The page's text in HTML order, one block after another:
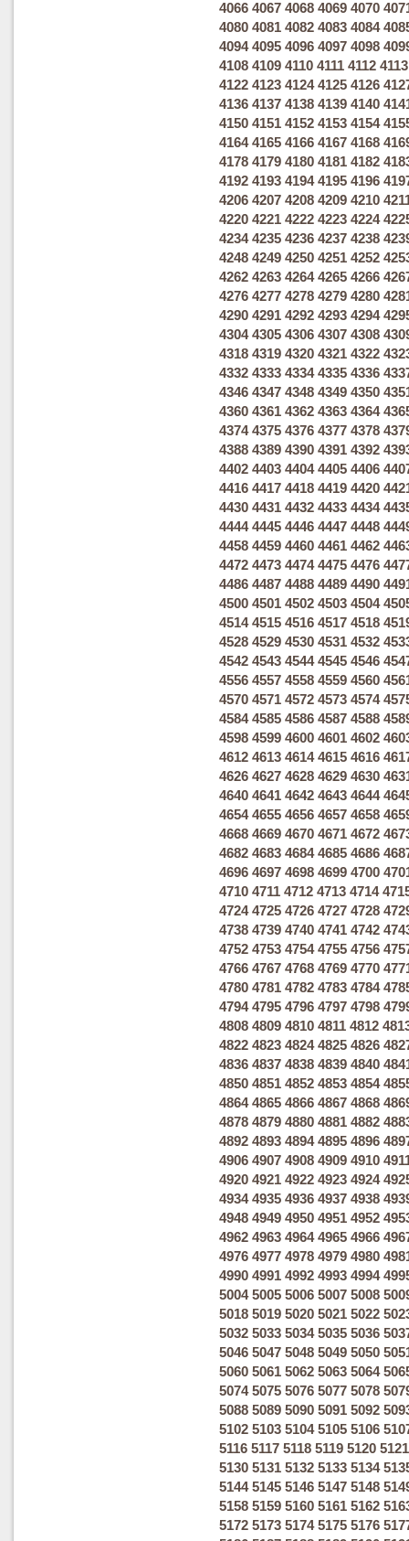
4066 4067 4068 4069 4070
4080 4081 4082 4083 4084
4094 4095 4096 4097 4098
4108 4109 4110 4111 4112 4113
4122 4123 4124 4125 4126
4136 4137 4138 4139 4140
4150 4151 4152 4153 4154
4164 4165 4166 4167 4168
4178 4179 4180 4181 4182
4192 4193 4194 4195 4196
4206 4207 4208 4209 4210
4220 4221 4222 4223 4224
4234 4235 4236 4237 4238
4248 4249 4250 4251 4252
4262 4263 4264 4265 4266
4276 4277 4278 4279 4280
4290 4291 4292 4293 4294
4304 4305 4306 4307 4308
4318 4319 4320 4321 4322
4332 4333 4334 4335 4336
4346 4347 4348 4349 4350
4360 4361 4362 4363 4364
4374 4375 4376 4377 4378
4388 4389 4390 4391 4392
4402 4403 4404 4405 4406
4416 4417 4418 4419 4420
4430 4431 4432 4433 4434
4444 4445 4446 4447 4448
4458 4459 4460 4461 4462
4472 4473 4474 4475 4476
4486 4487 4488 4489 4490
4500 4501 4502 4503 4504
4514 4515 4516 4517 4518
4528 4529 4530 4531 4532
4542 4543 4544 4545 4546
4556 4557 4558 4559 4560
4570 4571 4572 4573 4574
4584 4585 4586 4587 4588
4598 4599 4600 4601 4602
4612 4613 4614 4615 4616
4626 4627 4628 4629 4630
4640 4641 4642 4643 4644
4654 4655 4656 4657 4658
4668 4669 4670 4671 4672
4682 4683 4684 4685 4686
4696 4697 4698 4699 4700
4710 4711 4712 4713 4714
4724 4725 4726 4727 4728
4738 4739 4740 4741 4742
4752 4753 4754 4755 4756
4766 4767 4768 4769 4770
4780 4781 4782 4783 4784
4794 4795 4796 4797 4798
4808 4809 4810 4811 4812
4822 4823 4824 4825 4826
4836 4837 4838 4839 4840
4850 4851 4852 4853 4854
4864 4865 4866 4867 4868
4878 4879 4880 4881 4882
4892 4893 4894 4895 4896
4906 4907 4908 4909 4910
4920 4921 4922 4923 4924
4934 4935 4936 4937 4938
4948 4949 4950 4951 4952
4962 4963 4964 4965 4966
4976 4977 4978 4979 4980
4990 4991 4992 4993 4994
5004 5005 5006 5007 5008
5018 5019 5020 5021 5022
5032 5033 5034 5035 5036
5046 5047 5048 5049 5050
5060 5061 5062 5063 5064
5074 5075 5076 5077 5078
5088 5089 5090 5091 5092
5102 5103 5104 5105 5106
5116 5117 5118 5119 5120 5121
5130 5131 5132 5133 5134
5144 5145 5146 5147 5148
5158 5159 5160 5161 5162
5172 5173 5174 5175 5176